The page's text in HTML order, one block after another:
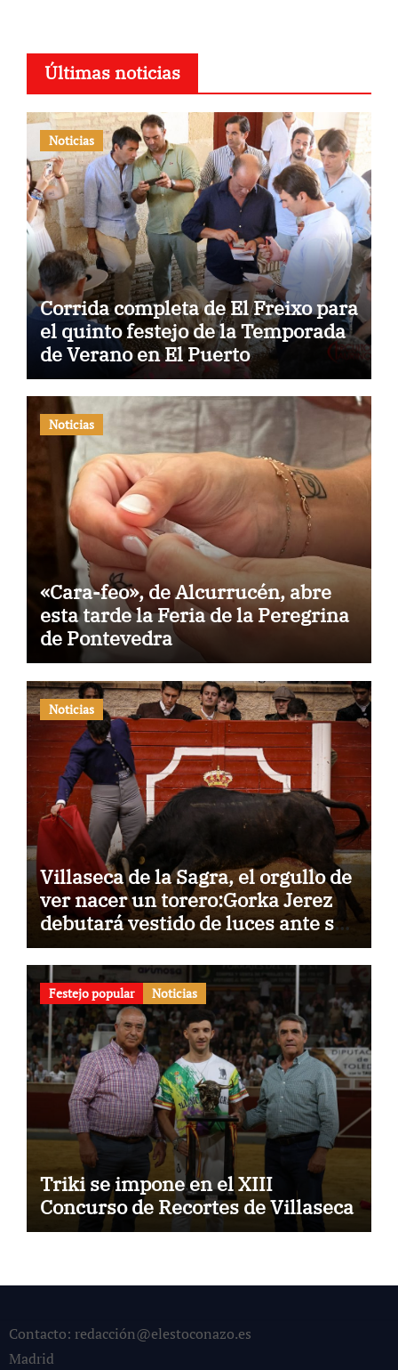
Últimas noticias
Noticias
Corrida completa de El Freixo para
el quinto festejo de la Temporada
de Verano en El Puerto
Noticias
«Cara-feo», de Alcurrucén, abre
esta tarde la Feria de la Peregrina
de Pontevedra
Noticias
Villaseca de la Sagra, el orgullo de
ver nacer un torero:Gorka Jerez
debutará vestido de luces ante su
pueblo
Festejo popular Noticias
Triki se impone en el XIII
Concurso de Recortes de Villaseca
Contacto: redacción@elestoconazo.es
Madrid